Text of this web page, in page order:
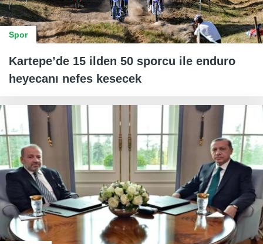
Spor
Kartepe’de 15 ilden 50 sporcu ile enduro
heyecanı nefes kesecek